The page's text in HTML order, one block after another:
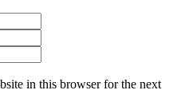
in this browser for the next